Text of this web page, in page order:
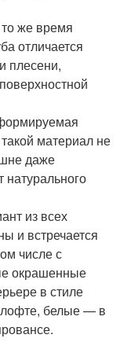
же время
отличается
плесени,
материал не
даже
из всех
и встречается
числе с
окрашенные
в стиле
белые — в